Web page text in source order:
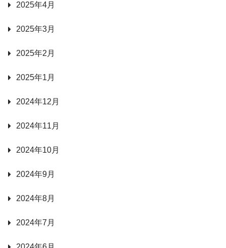
2025年4月
2025年3月
2025年2月
2025年1月
2024年12月
2024年11月
2024年10月
2024年9月
2024年8月
2024年7月